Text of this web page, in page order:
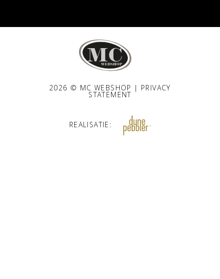
2026 © MC WEBSHOP | PRIVACY
STATEMENT
REALISATIE: